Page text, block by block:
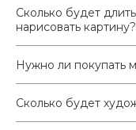
Сколько будет
нарисовать картину?
Нужно ли покупать
Сколько будет